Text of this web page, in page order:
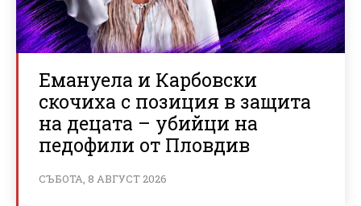
Емануела и Карбовски
скочиха с позиция в защита
на децата – убийци на
педофили от Пловдив
СЪБОТА, 8 АВГУСТ 2026